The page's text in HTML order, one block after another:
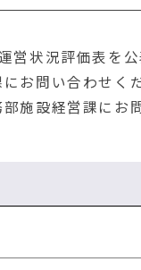
状況評価表を公
お問い合わせくだ
施設経営課にお